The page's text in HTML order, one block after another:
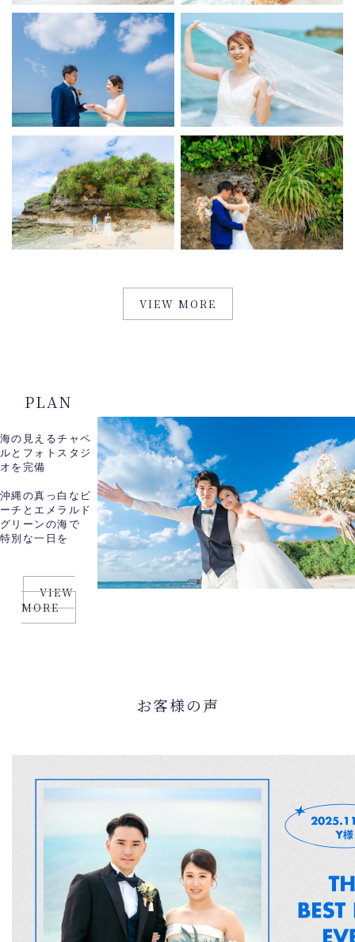
VIEW MORE
PLAN
海の見えるチャペ
ルとフォトスタジ
オを完備
沖縄の真っ白なビ
ーチとエメラルド
グリーンの海で
特別な一日を
VIEW
MORE
お客様の声